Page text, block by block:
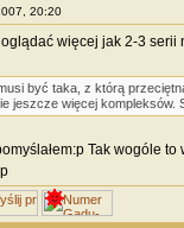
20:20
więcej jak 2-3 serii
być taka, z którą
jeszcze więcej kompleksów.
Tak wogóle